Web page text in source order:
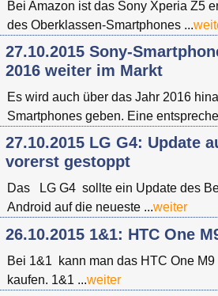
Bei Amazon ist das Sony Xperia Z5
des Oberklassen-Smartphones ...
27.10.2015 Sony-
2016 weiter im Markt
Es wird auch über das Jahr 2016
Smartphones geben. Eine
27.10.2015 LG G4: Update
vorerst gestoppt
Das LG G4 sollte ein Update des
Android auf die neueste ...weiter
26.10.2015 1&1: HTC One
Bei 1&1 kann man das HTC One
kaufen. 1&1 ...weiter